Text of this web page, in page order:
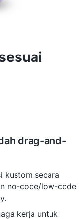
drag-and-
kustom secara
no-code/low-code
kerja untuk